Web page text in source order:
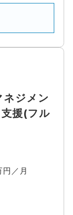
ネジメン
援(フル
円／月